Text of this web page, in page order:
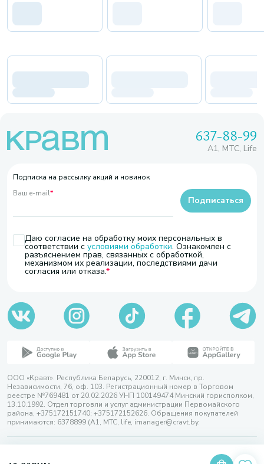
637-88-99
A1, МТС, Life
Подписка на рассылку акций и новинок
Ваш e-mail*
Даю согласие на обработку моих персональных в
соответствии с условиями обработки. Ознакомлен с
разъяснением прав, связанных с обработкой,
механизмом их реализации, последствиями дачи
согласия или отказа.
Подписаться
ООО «Кравт». Республика Беларусь, 220012, г. Минск, пр.
Независимости, 76, оф. 103. Регистрационный номер в Торговом
реестре №769481 от 20.02.2026 УНП 100149474 Минский горисполком,
13.10.1992. Отдел торговли и услуг администрации Первомайского
района, +375172151740; +375172152626. Обращения покупателей
принимаются: 6378899 (А1, МТС, life, imanager@cravt.by.